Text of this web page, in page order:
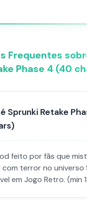
Frequentes
Phase 4 (40
Sprunki Retake
feito por fãs que
com terror no universo
em Jogo Retro. (min